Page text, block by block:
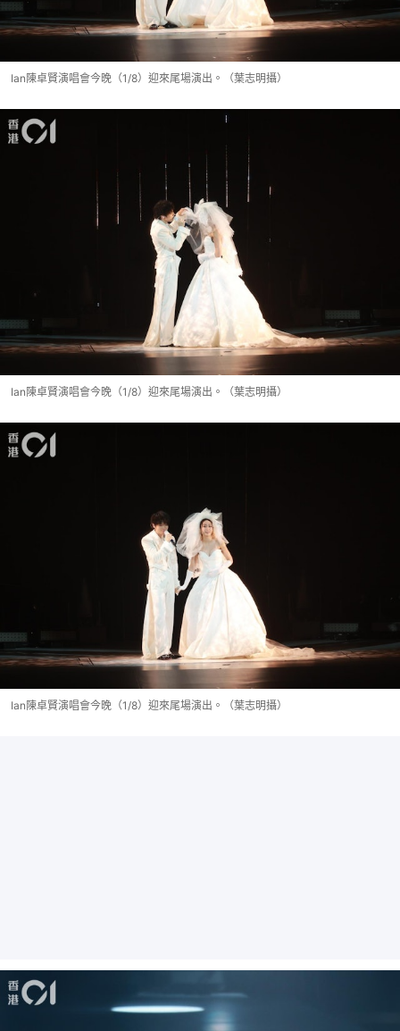
Ian陳卓賢演唱會今晚（1/8）迎來尾場演出。（葉志明攝）
Ian陳卓賢演唱會今晚（1/8）迎來尾場演出。（葉志明攝）
Ian陳卓賢演唱會今晚（1/8）迎來尾場演出。（葉志明攝）